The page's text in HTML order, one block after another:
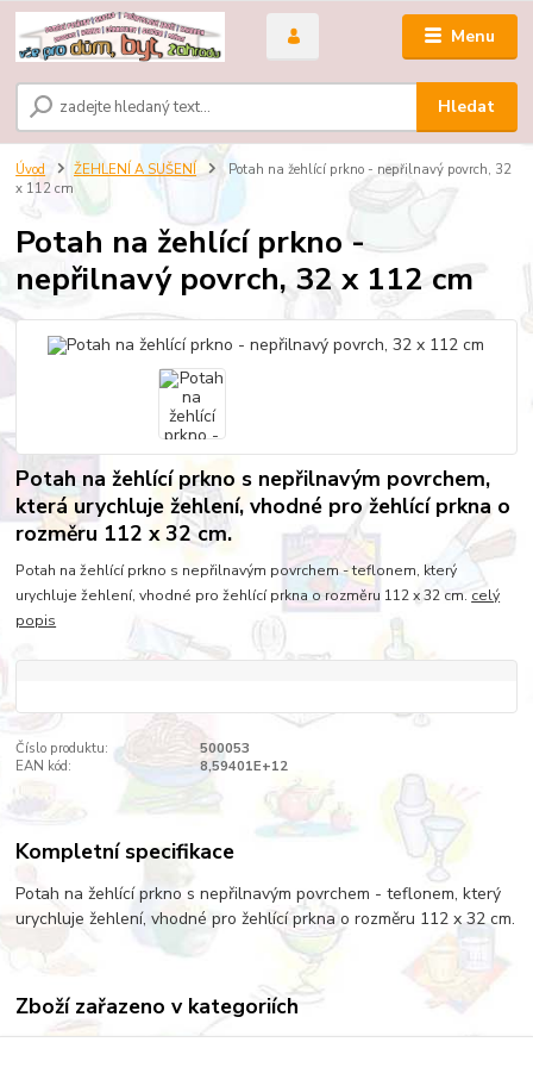
Menu
Hledat
Úvod ŽEHLENÍ A SUŠENÍ
Potah na žehlící prkno - nepřilnavý povrch, 32
x 112 cm
Potah na žehlící prkno -
nepřilnavý povrch, 32 x 112 cm
Potah na žehlící prkno s nepřilnavým povrchem,
která urychluje žehlení, vhodné pro žehlící prkna o
rozměru 112 x 32 cm.
Potah na žehlící prkno s nepřilnavým povrchem - teflonem, který
urychluje žehlení, vhodné pro žehlící prkna o rozměru 112 x 32 cm. celý
popis
Číslo produktu:
500053
EAN kód:
8,59401E+12
Kompletní specifikace
Potah na žehlící prkno s nepřilnavým povrchem - teflonem, který
urychluje žehlení, vhodné pro žehlící prkna o rozměru 112 x 32 cm.
Zboží zařazeno v kategoriích